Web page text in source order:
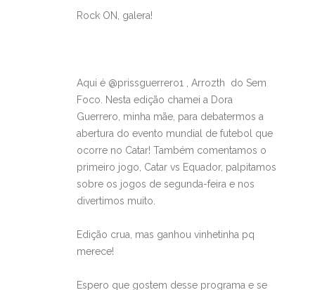
Rock ON, galera!
Aqui é @prissguerrero1 , Arrozth do Sem
Foco. Nesta edição chamei a Dora
Guerrero, minha mãe, para debatermos a
abertura do evento mundial de futebol que
ocorre no Catar! Também comentamos o
primeiro jogo, Catar vs Equador, palpitamos
sobre os jogos de segunda-feira e nos
divertimos muito.
Edição crua, mas ganhou vinhetinha pq
merece!
Espero que gostem desse programa e se